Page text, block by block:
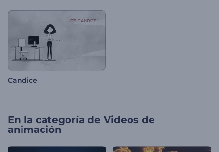
Candice
En la categoría de Videos de
animación